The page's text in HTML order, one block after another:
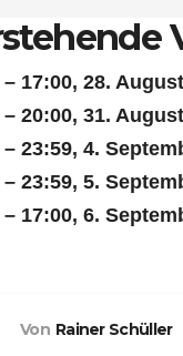
– 17:00, 28.
– 20:00, 31.
– 23:59, 4.
– 23:59, 5.
– 17:00, 6.
Von Rainer Schüller